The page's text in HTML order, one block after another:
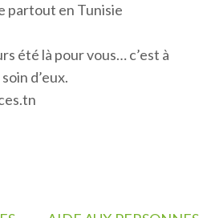
partout en Tunisie
été là pour vous… c’est à
d’eux.